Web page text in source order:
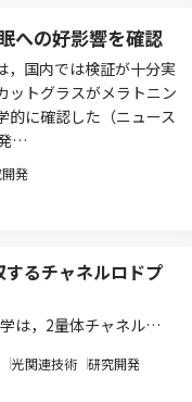
への好影響を確認
，国内では検証が十分実
ットグラスがメラトニン
的に確認した（ニュース
…
発
るチャネルロドプ
は，2量体チャネルロ
を用いた単粒子解析で
ス）。 KnChRは2021
光関連技術 研究開発